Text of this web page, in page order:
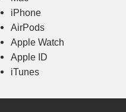
iPhone
AirPods
Apple Watch
Apple ID
iTunes